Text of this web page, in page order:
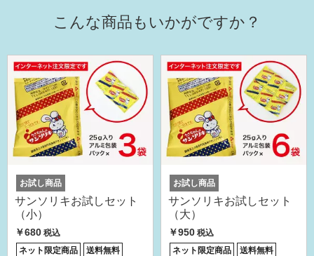
こんな商品もいかがですか？
お試し商品
サンソリキお試しセット
（小）
￥680 税込
ネット限定商品
送料無料
お試し商品
サンソリキお試しセット
（大）
￥950 税込
ネット限定商品
送料無料